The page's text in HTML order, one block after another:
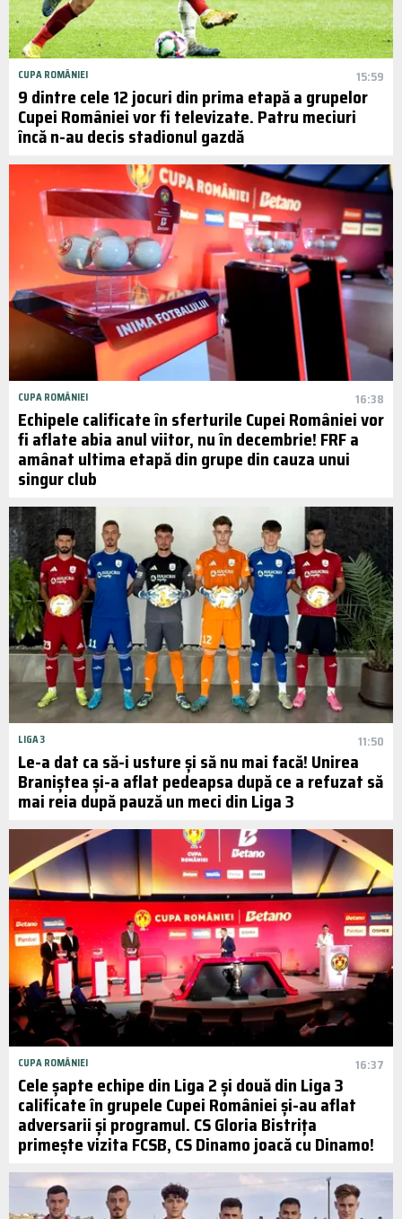
CUPA ROMÂNIEI 15:59
9 dintre cele 12 jocuri din prima etapă a grupelor
Cupei României vor fi televizate. Patru meciuri
încă n-au decis stadionul gazdă
CUPA ROMÂNIEI 16:38
Echipele calificate în sferturile Cupei României vor
fi aflate abia anul viitor, nu în decembrie! FRF a
amânat ultima etapă din grupe din cauza unui
singur club
LIGA 3 11:50
Le-a dat ca să-i usture și să nu mai facă! Unirea
Braniștea și-a aflat pedeapsa după ce a refuzat să
mai reia după pauză un meci din Liga 3
CUPA ROMÂNIEI 16:37
Cele șapte echipe din Liga 2 și două din Liga 3
calificate în grupele Cupei României și-au aflat
adversarii și programul. CS Gloria Bistrița
primește vizita FCSB, CS Dinamo joacă cu Dinamo!